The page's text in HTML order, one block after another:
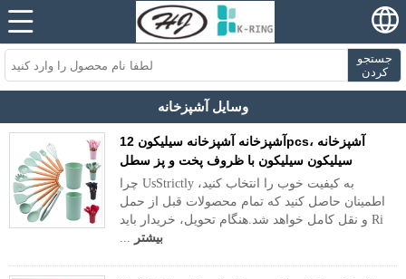
جستجو
کردن
وسایل آشپزخانه
آشپزخانه آشپزخانه سیلیکون 12pcs، آشپزخانه
سیلیکون سیلیکون با ظروف پخت و پز سطل
چرا UsStrictly به کیفیت خوب را انتخاب کنید،
اطمینان حاصل کنید که تمام محصولات قبل از حمل
و نقل کامل خواهد شد.هنگام تحویل، خریدار باید Ri
... بیشتر